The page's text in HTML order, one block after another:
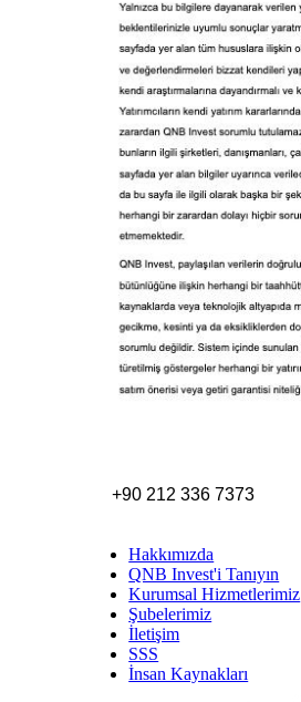
+90 212 336 7373
Hakkımızda
QNB Invest'i Tanıyın
Kurumsal Hizmetlerimiz
Şubelerimiz
İletişim
SSS
İnsan Kaynakları